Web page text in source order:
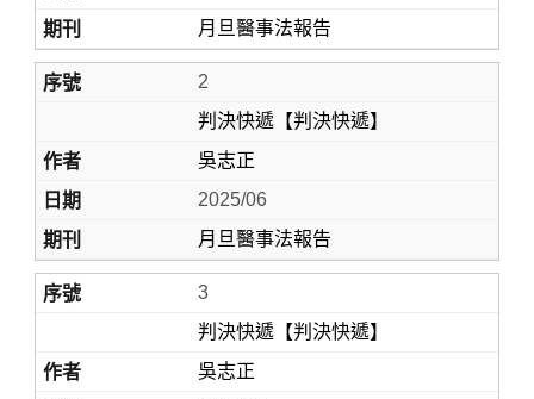
Home
月旦醫事法報告
2
判決快遞【判決快遞】
吳志正
2025/06
月旦醫事法報告
3
判決快遞【判決快遞】
吳志正